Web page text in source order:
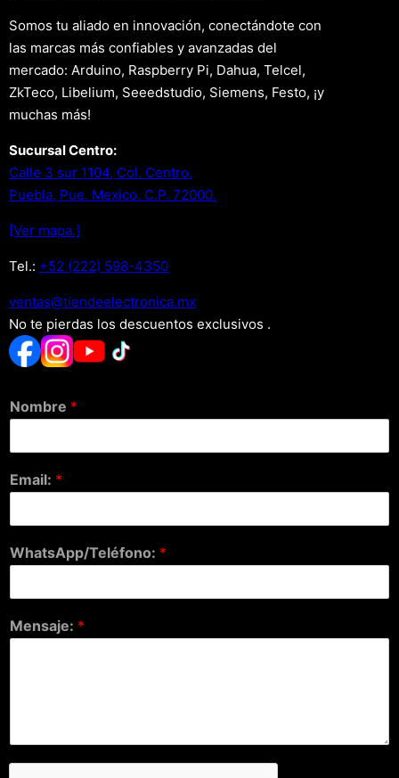
Somos tu aliado en innovación, conectándote con
las marcas más confiables y avanzadas del
mercado: Arduino, Raspberry Pi, Dahua, Telcel,
ZkTeco, Libelium, Seeedstudio, Siemens, Festo, ¡y
muchas más!
Sucursal Centro:
Calle 3 sur 1104, Col. Centro.
Puebla, Pue. Mexico. C.P. 72000.
[Ver mapa.]
Tel.: +52 (222) 598-4350
xm.acinortceleedneit@satnev
No te pierdas los descuentos exclusivos .
Nombre *
Email: *
WhatsApp/Teléfono: *
Mensaje: *